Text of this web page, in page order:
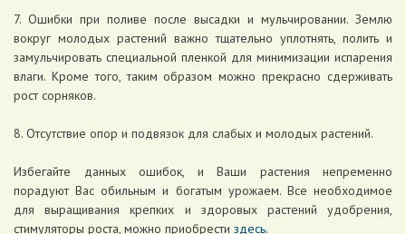
7. Ошибки при поливе после высадки и мульчировании. Землю
вокруг молодых растений важно тщательно уплотнять, полить и
замульчировать специальной пленкой для минимизации испарения
влаги. Кроме того, таким образом можно прекрасно сдерживать
рост сорняков.
8. Отсутствие опор и подвязок для слабых и молодых растений.
Избегайте данных ошибок, и Ваши растения непременно
порадуют Вас обильным и богатым урожаем. Все необходимое
для выращивания крепких и здоровых растений удобрения,
стимуляторы роста, можно приобрести здесь.